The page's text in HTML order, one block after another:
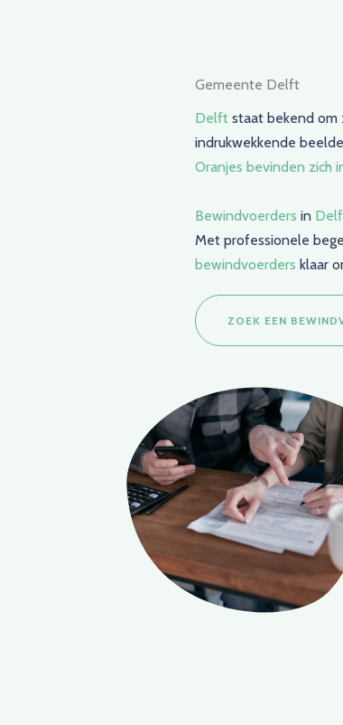
Gemeente Delft
​Delft staat bekend om
indrukwekkende
Oranjes bevinden zich
Bewindvoerders in
Met professionele
bewindvoerders klaar
ZOEK EEN